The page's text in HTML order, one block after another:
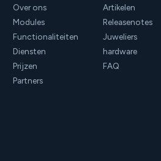
Over ons
Modules
Functionaliteiten
Diensten
Prijzen
Partners
Artikelen
Releasenotes
Juweliers
hardware
FAQ